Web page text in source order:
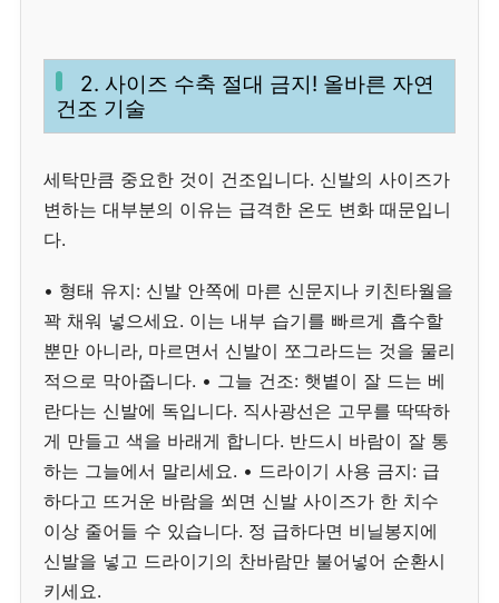
2. 사이즈 수축 절대 금지! 올바른 자연
건조 기술
세탁만큼 중요한 것이 건조입니다. 신발의 사이즈가
변하는 대부분의 이유는 급격한 온도 변화 때문입니
다.
• 형태 유지: 신발 안쪽에 마른 신문지나 키친타월을
꽉 채워 넣으세요. 이는 내부 습기를 빠르게 흡수할
뿐만 아니라, 마르면서 신발이 쪼그라드는 것을 물리
적으로 막아줍니다. • 그늘 건조: 햇볕이 잘 드는 베
란다는 신발에 독입니다. 직사광선은 고무를 딱딱하
게 만들고 색을 바래게 합니다. 반드시 바람이 잘 통
하는 그늘에서 말리세요. • 드라이기 사용 금지: 급
하다고 뜨거운 바람을 쐬면 신발 사이즈가 한 치수
이상 줄어들 수 있습니다. 정 급하다면 비닐봉지에
신발을 넣고 드라이기의 찬바람만 불어넣어 순환시
키세요.